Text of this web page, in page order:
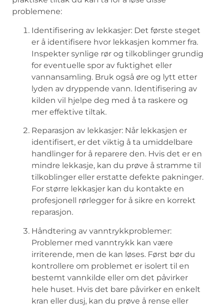
problemene:
Identifisering av ‍lekkasjer: Det​ første steget
er ‍å identifisere hvor ⁣lekkasjen kommer fra.
Inspekter⁣ synlige⁢ rør og ⁤tilkoblinger ‍grundig
for eventuelle spor​ av fuktighet eller
vannansamling. Bruk​ også øre og lytt etter
lyden⁣ av ⁢dryppende vann.⁢ Identifisering‌ av
kilden vil hjelpe deg⁣ med å ta ‍raskere ​og
mer ‌effektive tiltak.
Reparasjon av lekkasjer: Når lekkasjen er
identifisert, er det ⁣viktig å ta‌ umiddelbare
‌handlinger for å ⁢reparere den. ​Hvis det er ​en
mindre lekkasje, kan du prøve​ å stramme til
tilkoblinger eller erstatte defekte pakninger.
For‌ større lekkasjer kan du kontakte en
profesjonell ‍rørlegger for å ‍sikre en korrekt‌
reparasjon.
Håndtering⁢ av vanntrykkproblemer:⁣
Problemer med vanntrykk kan ⁤være
‍irriterende, men de ‌kan ‍løses.‌ Først‌ bør du⁢
kontrollere om problemet er⁤ isolert til‌ en
bestemt vannkilde eller om det påvirker⁤
hele huset. Hvis det bare påvirker ⁤en enkelt‌
kran ⁢eller dusj, kan‌ du ‌prøve å rense eller‌